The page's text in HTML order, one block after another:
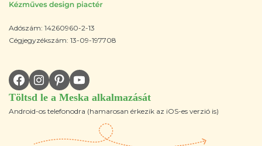
Adószám: 14260960-2-13
Cégjegyzékszám: 13-09-197708
Töltsd le a Meska alkalmazását
Android-os telefonodra (hamarosan érkezik az iOS-es verzió is)